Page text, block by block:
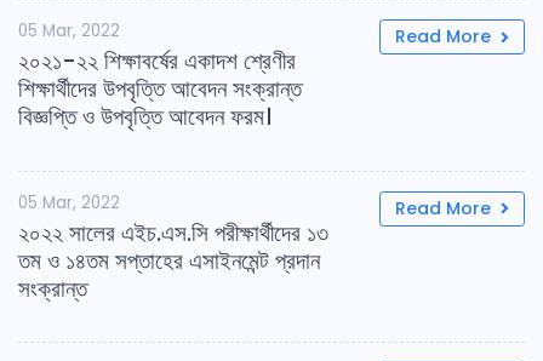
05 Mar, 2022
২০২১-২২ শিক্ষাবর্ষের একাদশ শ্রেণীর
শিক্ষার্থীদের উপবৃত্তি আবেদন সংক্রান্ত
বিজ্ঞপ্তি ও উপবৃত্তি আবেদন ফরম।
Read More
05 Mar, 2022
২০২২ সালের এইচ.এস.সি পরীক্ষার্থীদের ১৩
তম ও ১৪তম সপ্তাহের এসাইনমেন্ট প্রদান
সংক্রান্ত
Read More